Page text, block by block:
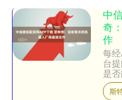
中
奇
作
每
台
是
给
奇（
斯